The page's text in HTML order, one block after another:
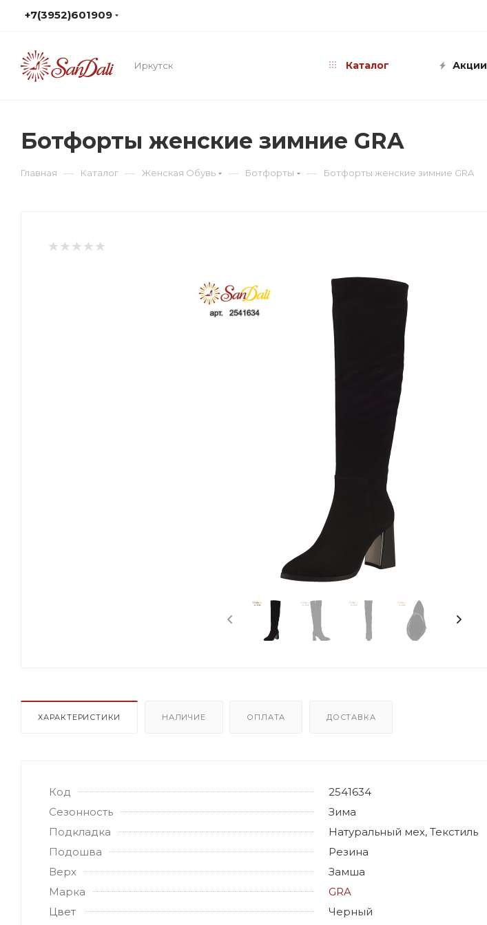
+7(3952)601909
Иркутск Каталог Акции
Ботфорты женские зимние GRA
Главная — Каталог — Женская Обувь — Ботфорты — Ботфорты женские зимние GRA
ХАРАКТЕРИСТИКИ НАЛИЧИЕ ОПЛАТА ДОСТАВКА
Код
2541634
Сезонность
Зима
Подкладка
Натуральный мех, Текстиль
Подошва
Резина
Верх
Замша
Марка
GRA
Цвет
Черный